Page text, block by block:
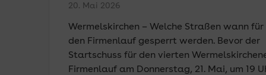
20. Mai 2026
Wermelskirchen – Welche Straßen wann für
den Firmenlauf gesperrt werden. Bevor der
Startschuss für den vierten
Firmenlauf am Donnerstag, 21. Mai, um 19